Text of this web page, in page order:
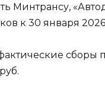
Минтрансу,
к 30 января
фактические